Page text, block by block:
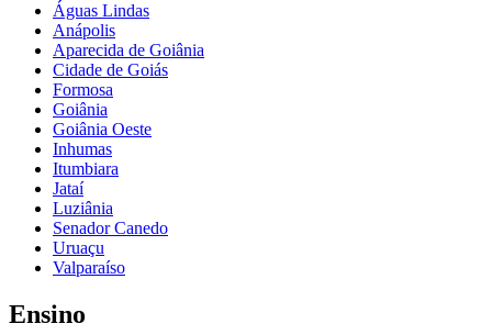
Águas Lindas
Anápolis
Aparecida de Goiânia
Cidade de Goiás
Formosa
Goiânia
Goiânia Oeste
Inhumas
Itumbiara
Jataí
Luziânia
Senador Canedo
Uruaçu
Valparaíso
Ensino